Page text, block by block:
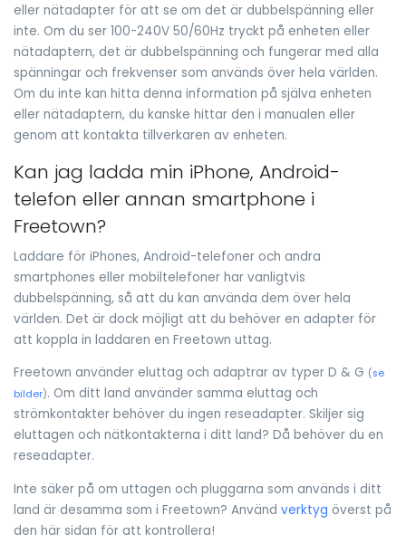
eller nätadapter för att se om det är dubbelspänning eller
inte. Om du ser 100-240V 50/60Hz tryckt på enheten eller
nätadaptern, det är dubbelspänning och fungerar med alla
spänningar och frekvenser som används över hela världen.
Om du inte kan hitta denna information på själva enheten
eller nätadaptern, du kanske hittar den i manualen eller
genom att kontakta tillverkaren av enheten.
Kan jag ladda min iPhone, Android-
telefon eller annan smartphone i
Freetown?
Laddare för iPhones, Android-telefoner och andra
smartphones eller mobiltelefoner har vanligtvis
dubbelspänning, så att du kan använda dem över hela
världen. Det är dock möjligt att du behöver en adapter för
att koppla in laddaren en Freetown uttag.
Freetown använder eluttag och adaptrar av typer D & G (se
bilder). Om ditt land använder samma eluttag och
strömkontakter behöver du ingen reseadapter. Skiljer sig
eluttagen och nätkontakterna i ditt land? Då behöver du en
reseadapter.
Inte säker på om uttagen och pluggarna som används i ditt
land är desamma som i Freetown? Använd verktyg överst på
den här sidan för att kontrollera!